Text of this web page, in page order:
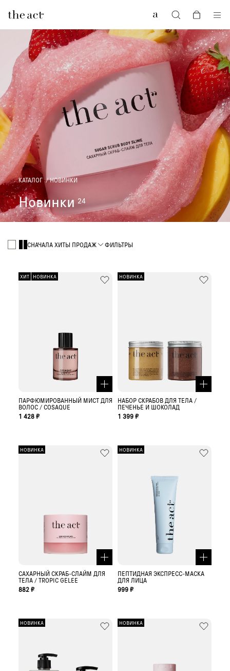
КАТАЛОГ НОВИНКИ
Новинки 24
ФИЛЬТРЫ
СНАЧАЛА ХИТЫ ПРОДАЖ
ХИТ НОВИНКА
ПАРФЮМИРОВАННЫЙ МИСТ ДЛЯ
ВОЛОС / COSAQUE
1 428 ₽
НОВИНКА
НАБОР СКРАБОВ ДЛЯ ТЕЛА /
ПЕЧЕНЬЕ И ШОКОЛАД
1 399 ₽
НОВИНКА
САХАРНЫЙ СКРАБ-СЛАЙМ ДЛЯ
ТЕЛА / TROPIC GELEE
882 ₽
НОВИНКА
ПЕПТИДНАЯ ЭКСПРЕСС-МАСКА
ДЛЯ ЛИЦА
999 ₽
НОВИНКА НОВИНКА